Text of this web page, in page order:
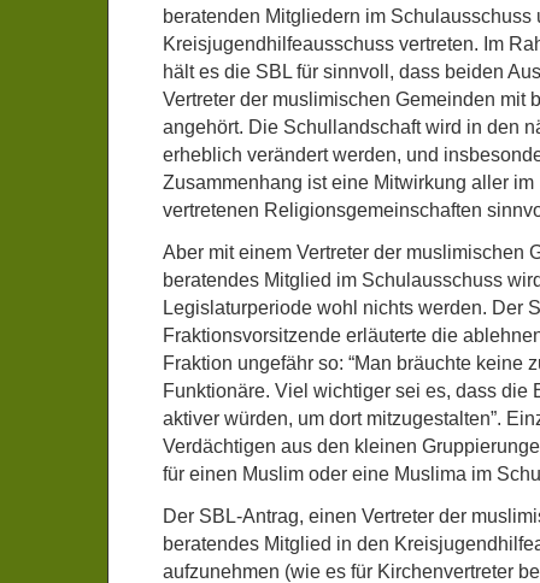
beratenden Mitgliedern im Schulausschuss
Kreisjugendhilfeausschuss vertreten. Im
hält es die SBL für sinnvoll, dass beiden
Vertreter der muslimischen Gemeinden mit
angehört. Die Schullandschaft wird in den
erheblich verändert werden, und
Zusammenhang ist eine Mitwirkung aller im
vertretenen Religionsgemeinschaften
Aber mit einem Vertreter der muslimischen
beratendes Mitglied im Schulausschuss
Legislaturperiode wohl nichts werden. Der
Fraktionsvorsitzende erläuterte die
Fraktion ungefähr so: “Man bräuchte keine
Funktionäre. Viel wichtiger sei es, dass die
aktiver würden, um dort mitzugestalten”.
Verdächtigen aus den kleinen
für einen Muslim oder eine Muslima im
Der SBL-Antrag, einen Vertreter der
beratendes Mitglied in den
aufzunehmen (wie es für Kirchenvertreter